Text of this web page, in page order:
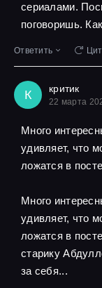
сериалами.
поговоришь.
Ответить
К критик
22 марта
Много
удивляет, что
ложатся в
Много
удивляет, что
ложатся в
старику
за себя...